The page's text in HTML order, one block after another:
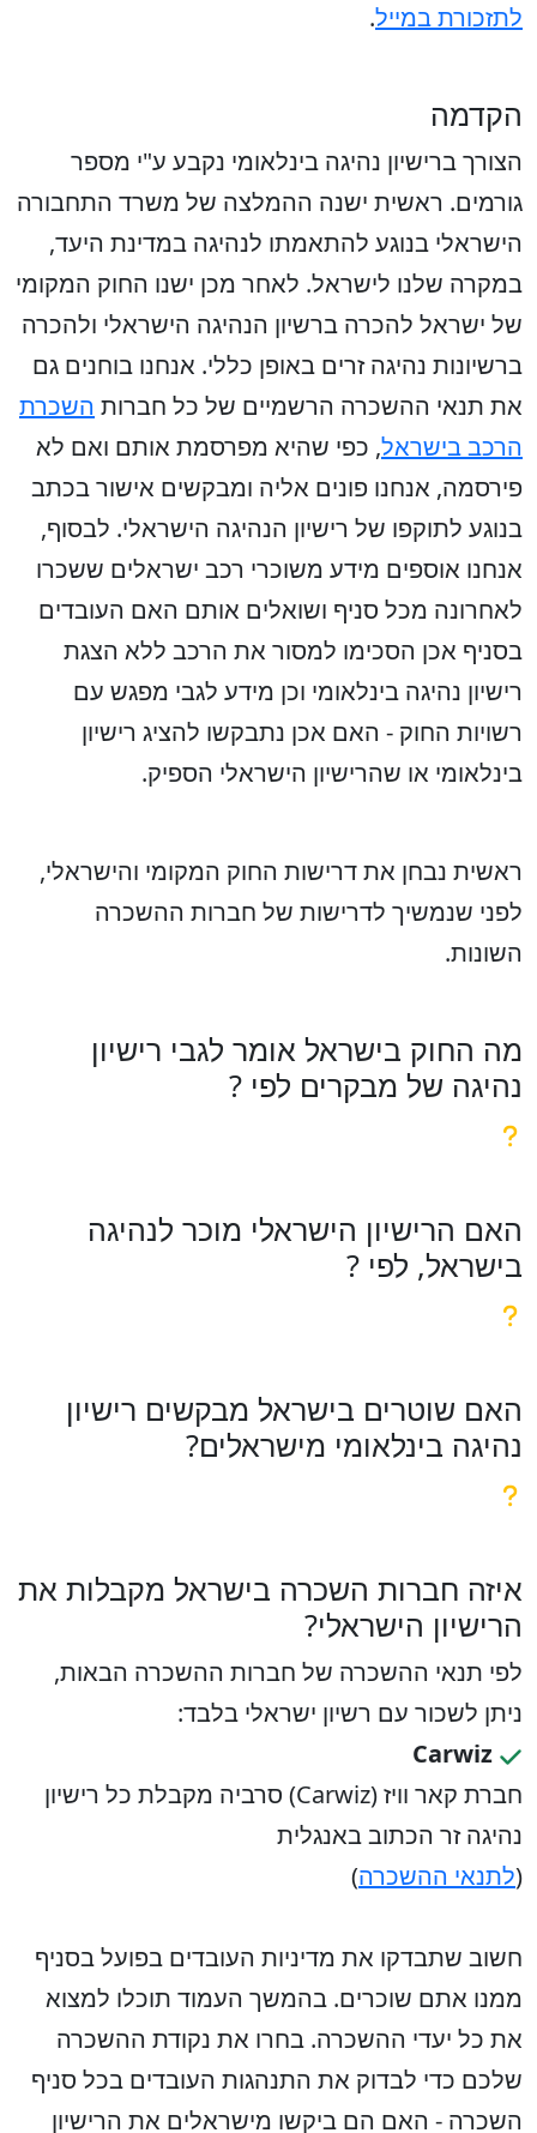
לתזכורת במייל.
הקדמה
הצורך ברישיון נהיגה בינלאומי נקבע ע"י מספר
גורמים. ראשית ישנה ההמלצה של משרד התחבורה
הישראלי בנוגע להתאמתו לנהיגה במדינת היעד,
במקרה שלנו לישראל. לאחר מכן ישנו החוק המקומי
של ישראל להכרה ברשיון הנהיגה הישראלי ולהכרה
ברשיונות נהיגה זרים באופן כללי. אנחנו בוחנים גם
את תנאי ההשכרה הרשמיים של כל חברות השכרת
הרכב בישראל, כפי שהיא מפרסמת אותם ואם לא
פירסמה, אנחנו פונים אליה ומבקשים אישור בכתב
בנוגע לתוקפו של רישיון הנהיגה הישראלי. לבסוף,
אנחנו אוספים מידע משוכרי רכב ישראלים ששכרו
לאחרונה מכל סניף ושואלים אותם האם העובדים
בסניף אכן הסכימו למסור את הרכב ללא הצגת
רישיון נהיגה בינלאומי וכן מידע לגבי מפגש עם
רשויות החוק - האם אכן נתבקשו להציג רישיון
בינלאומי או שהרישיון הישראלי הספיק.
ראשית נבחן את דרישות החוק המקומי והישראלי,
לפני שנמשיך לדרישות של חברות ההשכרה
השונות.
מה החוק בישראל אומר לגבי רישיון
נהיגה של מבקרים לפי ?
האם הרישיון הישראלי מוכר לנהיגה
בישראל, לפי ?
האם שוטרים בישראל מבקשים רישיון
נהיגה בינלאומי מישראלים?
איזה חברות השכרה בישראל מקבלות את
הרישיון הישראלי?
לפי תנאי ההשכרה של חברות ההשכרה הבאות,
ניתן לשכור עם רשיון ישראלי בלבד:
Carwiz
חברת קאר וויז (Carwiz) סרביה מקבלת כל רישיון
נהיגה זר הכתוב באנגלית
(לתנאי ההשכרה)
חשוב שתבדקו את מדיניות העובדים בפועל בסניף
ממנו אתם שוכרים. בהמשך העמוד תוכלו למצוא
את כל יעדי ההשכרה. בחרו את נקודת ההשכרה
שלכם כדי לבדוק את התנהגות העובדים בכל סניף
השכרה - האם הם ביקשו מישראלים את הרישיון